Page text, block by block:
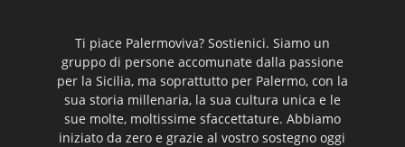
Ti piace Palermoviva? Sostienici. Siamo un
gruppo di persone accomunate dalla passione
per la Sicilia, ma soprattutto per Palermo, con la
sua storia millenaria, la sua cultura unica e le
sue molte, moltissime sfaccettature. Abbiamo
iniziato da zero e grazie al vostro sostegno oggi